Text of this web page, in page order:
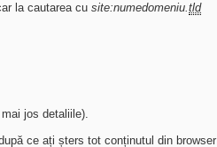
la cautarea cu site:numedomeniu.tld
jos detaliile).
ce ați șters tot conținutul din